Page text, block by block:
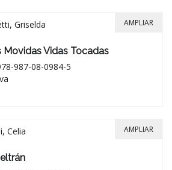
Griselda
Movidas Vidas Tocadas
987-08-0984-5
AMPLIAR
Celia AMPLIAR